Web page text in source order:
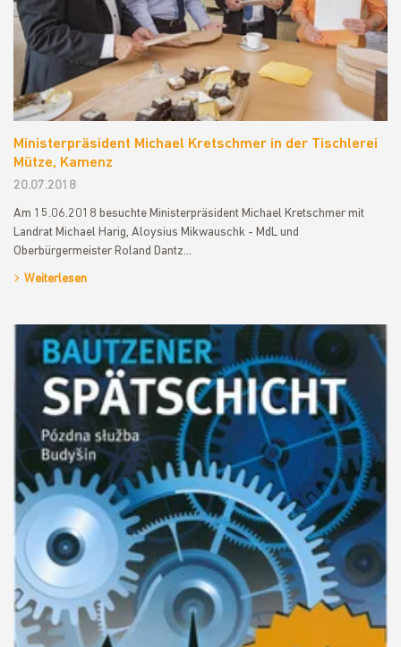
Ministerpräsident Michael Kretschmer in der Tischlerei
Mütze, Kamenz
20.07.2018
Am 15.06.2018 besuchte Ministerpräsident Michael Kretschmer mit
Landrat Michael Harig, Aloysius Mikwauschk - MdL und
Oberbürgermeister Roland Dantz…
Weiterlesen